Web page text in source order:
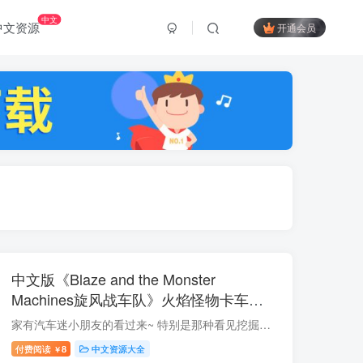
文资源中文
开通会员
中文版《Blaze and the Monster
Machines旋风战车队》火焰怪物卡车英
语动画片全1-5季共100集，1080P高清视
频，百度云网盘下载！
家有汽车迷小朋友的看过来~ 特别是那种看见挖掘机就走不动道的，这部超级热血的怪兽卡车动画真的戳中了汽车迷的心了！ 故事围绕着红色卡车飙速和它的司机朋友阿杰展开，热情勇敢的飙速不仅是赛...
付费阅读 ￥8 中文资源大全